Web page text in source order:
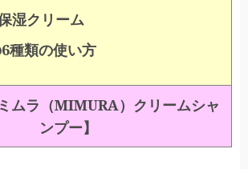
湿クリーム
種類の使い方
ムラ（MIMURA）クリームシャ
ンプー】